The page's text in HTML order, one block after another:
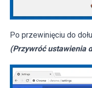
Po przewinięciu do
(Przywróć ustawienia